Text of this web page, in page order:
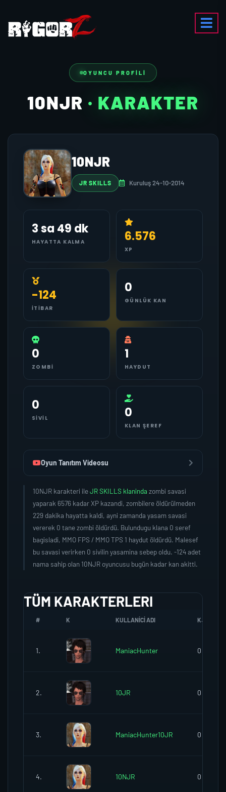
OYUNCU PROFILI
10NJR · KARAKTER
10NJR
JR SKILLS Kuruluş 24-10-2014
3 sa 49 dk
HAYATTA KALMA 6.576
XP
-124
İTIBAR
0
GÜNLÜK KAN
0
ZOMBI
1
HAYDUT
0
SIVIL 0
KLAN ŞEREF
Oyun Tanıtım Videosu
10NJR karakteri ileJR SKILLS klaninda zombi savasi
yaparak 6576 kadar XP kazandi, zombilere öldürülmeden
229 dakika hayatta kaldi, ayni zamanda yasam savasi
vererek 0 tane zombi öldürdü. Bulundugu klana 0 seref
bagisladi, MMO FPS / MMO TPS 1 haydut öldürdü. Malesef
bu savasi verirken 0 sivilin yasamina sebep oldu. -124 adet
nama sahip olan 10NJR oyuncusu bugün kadar kan akitti.
TÜM KARAKTERLERI
# K KULLANICI ADI K.SEREFI
1. ManiacHunter 0
2. 10JR 0
3. ManiacHunter10JR 0
4. 10NJR 0